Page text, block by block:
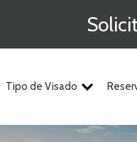
Tipo de Visado